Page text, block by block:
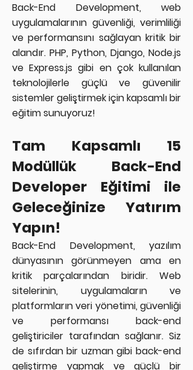
Back-End Development, web
uygulamalarının güvenliği, verimliliği
ve performansını sağlayan kritik bir
alandır. PHP, Python, Django, Node.js
ve Express.js gibi en çok kullanılan
teknolojilerle güçlü ve güvenilir
sistemler geliştirmek için kapsamlı bir
eğitim sunuyoruz!
Tam Kapsamlı 15
Modüllük Back-End
Developer Eğitimi ile
Geleceğinize Yatırım
Yapın!
Back-End Development, yazılım
dünyasının görünmeyen ama en
kritik parçalarından biridir. Web
sitelerinin, uygulamaların ve
platformların veri yönetimi, güvenliği
ve performansı back-end
geliştiriciler tarafından sağlanır. Siz
de sıfırdan bir uzman gibi back-end
geliştirme yapmak ve güçlü bir